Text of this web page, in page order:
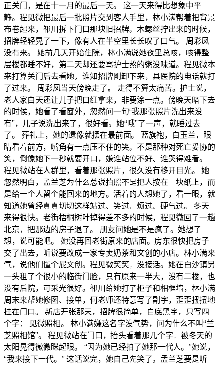
正关门，是在十一月的最后一天。 这一天来得比想象中平
静。程见微把最后一批照片交到客人手里，林小满帮着把背景
布卷起来，祁川拆下门口那块旧招牌。木螺丝拧出来的时候，
招牌轻轻晃了一下，像有人在半空里长长叹了口气。 周彩凤
没有来。 她前几天开始住院，林小满说她夜里总咳，咳得整
层楼都睡不好，第二天却还要骂护士熬的粥没味道。程见微本
来打算关门后去看她，谁知招牌刚卸下来，县医院的电话就打
了过来。 周彩凤当天傍晚走了。 走得不算太痛苦。护士说，
老人家白天还让儿子把口红拿来，非要涂一点。傍晚天暗下去
的时候，她看了看窗外，忽然问一句“我那张照片洗出来没
有”，儿子说洗出来了，很好看。她“哦”了一声，就睡过去
了。 葬礼上，她的遗像就摆在最前面。 蓝旗袍，白玉兰，眼
睛看着前方，嘴角有一点压不住的笑。不是那种对死亡妥协的
笑，倒像她下一秒就要开口，嫌谁站位不好、谁哭得难看。
程见微站在人群里，看着那张照片，很久没有移开目光。 她
忽然明白，孟兰芝为什么总说拍照不是把人按在一块纸上，而
是给一个人留个能回来的地方。活着的人想她了，看一眼，就
知道她曾经真真切切这样站过、笑过、烦过、硬气过。 冬天
来得很快。老街梧桐树叶掉得差不多的时候，程见微回了一趟
北京，把那边的房子退了。 朋友问她是不是疯了。她想了
想，说可能吧。 她没再回老街原来的店面。房东很快把房子
交了出去，听说要改成一家专卖奶茶和文创的小店。林小满来
气，说他们懂个屁文创。程见微笑笑，没接话。她在白沙镇另
一头租了个很小的临街门脸，只有原来一半大，没有二楼，也
没有后院，可采光很好。祁川给她打了柜子和相框墙，林小满
周末来帮她修图、接单，何老师还特意写了副字，歪歪扭扭地
挂在门口。 新店开张那天，招牌很简单，白底黑字，只写四
个字： 见微照相。 林小满嫌这名字没气势，问为什么不叫“兰
芝照相馆”。 程见微站在门口，抬头看着那几个字，被冬天的
太阳晃得微微眯起眼。 “因为她已经拍了她那一代人。”她说，
“我来接下一代。” 这话说完，她自己先笑了。孟兰芝要是听